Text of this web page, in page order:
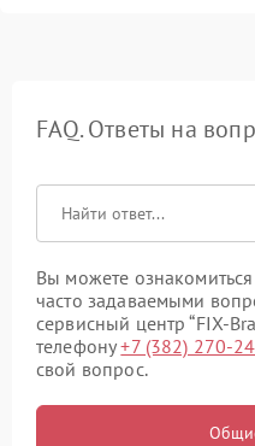
FAQ. Ответы на
Вы можете
часто задаваемыми
сервисный центр “FIX-
телефону+7 (382) 270-
свой вопрос.